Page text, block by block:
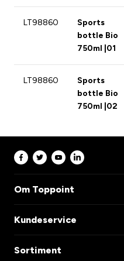
LT98860
Sports
bottle Bio
750ml |01
LT98860
Sports
bottle Bio
750ml |02
Om Toppoint
Kundeservice
Sortiment